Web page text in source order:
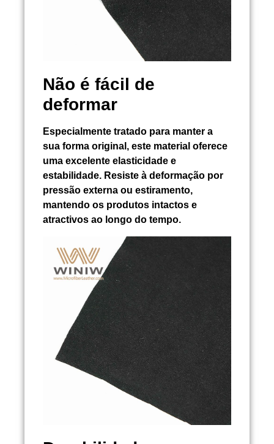
Não é fácil de
deformar
Especialmente tratado para manter a
sua forma original, este material oferece
uma excelente elasticidade e
estabilidade. Resiste à deformação por
pressão externa ou estiramento,
mantendo os produtos intactos e
atractivos ao longo do tempo.